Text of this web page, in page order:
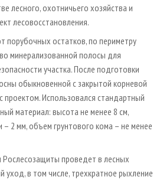
лесного, охотничьего хозяйства и
лесовосстановления.
порубочных остатков, по периметру
минерализованной полосы для
участка. После подготовки
обыкновенной с закрытой корневой
проектом. Использовался стандартный
материал: высота не менее 8 см,
2 мм, объем грунтового кома – не менее
проведет в лесных
уход, в том числе, трехкратное рыхление